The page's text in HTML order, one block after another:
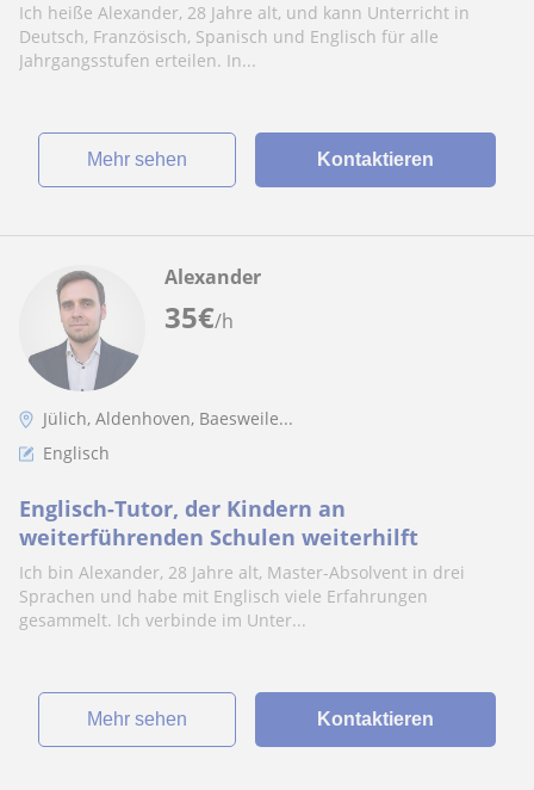
Ich heiße Alexander, 28 Jahre alt, und kann Unterricht in
Deutsch, Französisch, Spanisch und Englisch für alle
Jahrgangsstufen erteilen. In...
Mehr sehen Kontaktieren
35€/h
Alexander
Jülich, Aldenhoven, Baesweile...
Englisch
Englisch-Tutor, der Kindern an
weiterführenden Schulen weiterhilft
Ich bin Alexander, 28 Jahre alt, Master-Absolvent in drei
Sprachen und habe mit Englisch viele Erfahrungen
gesammelt. Ich verbinde im Unter...
Mehr sehen Kontaktieren